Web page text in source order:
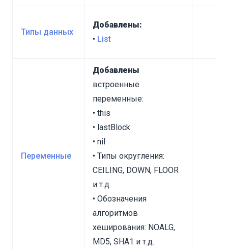
Типы данных
Добавлены:
• List
Переменные
Добавлены
встроенные
переменные:
• this
• lastBlock
• nil
• Типы округления:
CEILING, DOWN, FLOOR
и т.д.
• Обозначения
алгоритмов
хеширования: NOALG,
MD5, SHA1 и т.д.